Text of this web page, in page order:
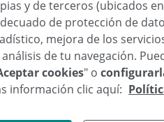
impartida
Darwin Donostia / San Sebastián,
y de terceros (ubicados
de protección de
mejora de los
de tu navegación.
cookies" o
información clic aquí: